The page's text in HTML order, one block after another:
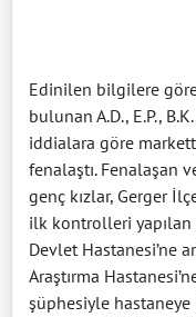
Edinilen bilgilere
bulunan A.D., E.P.,
iddialara göre
fenalaştı. Fenalaşan
genç kızlar, Gerger
ilk kontrolleri yapılan
Devlet Hastanesi’ne
Araştırma
şüphesiyle hastaneye